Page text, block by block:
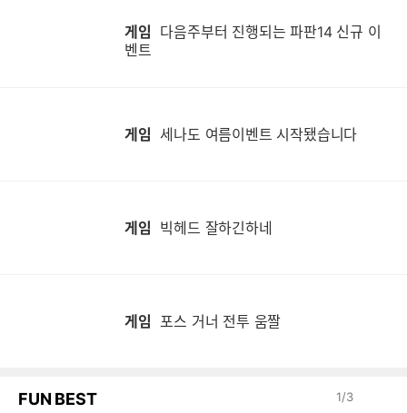
게임
벤트
게임 세나도 여름이벤트 시작됐습니다
게임 빅헤드 잘하긴하네
게임 포스 거너 전투 움짤
FUN BEST 1/3